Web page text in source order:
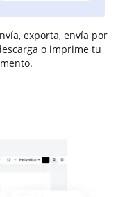
exporta, envía por
o imprime tu